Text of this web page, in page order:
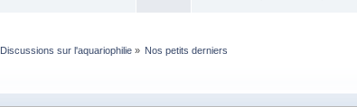
Discussions sur l'aquariophilie» Nos petits derniers